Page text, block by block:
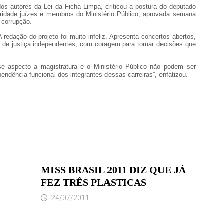
autores da Lei da Ficha Limpa, criticou a postura do deputado
juízes e membros do Ministério Público, aprovada semana
do projeto foi muito infeliz. Apresenta conceitos abertos,
justiça independentes, com coragem para tomar decisões que
aspecto a magistratura e o Ministério Público não podem ser
funcional dos integrantes dessas carreiras”, enfatizou.
MISS BRASIL 2011 DIZ QUE JÁ
FEZ TRÊS PLASTICAS
24/07/2011